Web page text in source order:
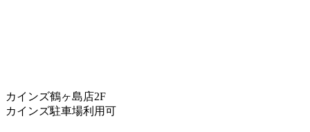
カインズ鶴ヶ島店2F
カインズ駐車場利用可